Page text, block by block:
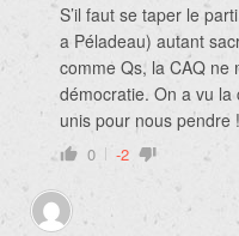
S’il faut se taper le
a Péladeau) autant
comme Qs, la CAQ ne
démocratie. On a vu
unis pour nous pendre !
0 -2